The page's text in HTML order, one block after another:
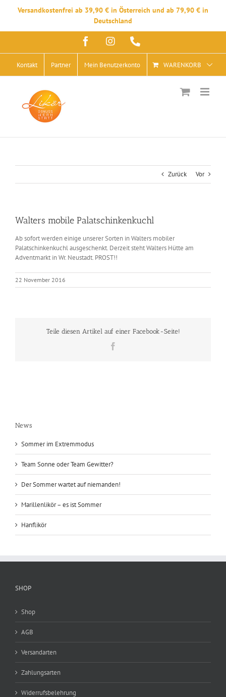
Versandkostenfrei ab 39,90 € in Österreich und ab 79,90 € in
Deutschland
springen
FacebookInstagram
Kontakt Partner Mein Benutzerkonto WARENKORB
Zurück Vor
Walters mobile Palatschinkenkuchl
Ab sofort werden einige unserer Sorten in Walters mobiler
Palatschinkenkuchl ausgeschenkt. Derzeit steht Walters Hütte am
Adventmarkt in Wr. Neustadt. PROST!!
22 November 2016
Teile diesen Artikel auf einer Facebook-Seite!
News
Sommer im Extremmodus
Team Sonne oder Team Gewitter?
Der Sommer wartet auf niemanden!
Marillenlikör – es ist Sommer
Hanflikör
SHOP
Shop
AGB
Versandarten
Zahlungsarten
Widerrufsbelehrung